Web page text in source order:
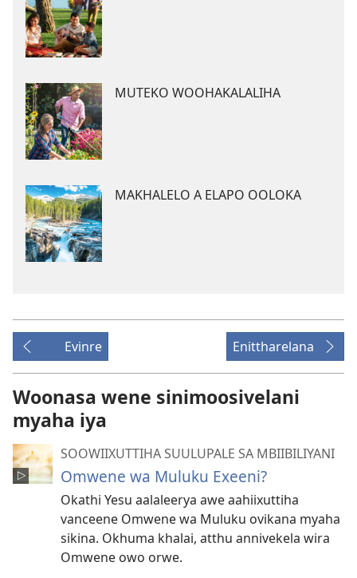
MUTEKO WOOHAKALALIHA
MAKHALELO A ELAPO OOLOKA
Evinre Enittharelana
Woonasa wene sinimoosivelani
myaha iya
SOOWIIXUTTIHA SUULUPALE SA MBIIBILIYANI
Omwene wa Muluku Exeeni?
Okathi Yesu aalaleerya awe aahiixuttiha
vanceene Omwene wa Muluku ovikana myaha
sikina. Okhuma khalai, atthu annivekela wira
Omwene owo orwe.